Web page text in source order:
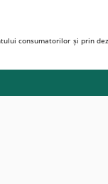
consumatorilor și prin